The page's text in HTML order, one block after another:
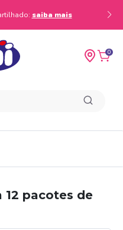
saiba mais
0
12 pacotes de